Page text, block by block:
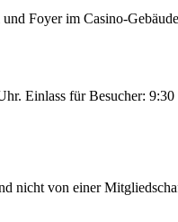
Foyer im Casino-
Einlass für Besucher:
nicht von einer